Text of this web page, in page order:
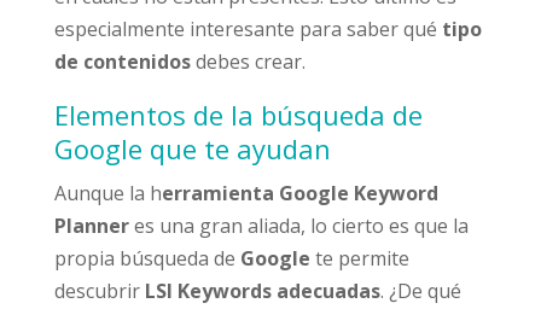
especialmente interesante para saber qué tipo
de contenidosdebes crear.
Elementos de la búsqueda de
Google que te ayudan
Aunque la herramienta Google Keyword
Planneres una gran aliada, lo cierto es que la
propia búsqueda de Google te permite
descubrir LSI Keywords adecuadas. ¿De qué